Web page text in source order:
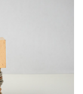
約金より運